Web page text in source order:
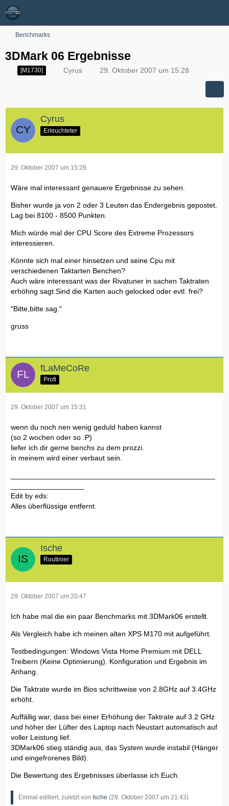
Benchmarks
3DMark 06 Ergebnisse
[M1730] Cyrus 29. Oktober 2007 um 15:28
Cyrus
Erleuchteter
29. Oktober 2007 um 15:28
Wäre mal interessant genauere Ergebnisse zu sehen.
Bisher wurde ja von 2 oder 3 Leuten das Endergebnis gepostet.
Lag bei 8100 - 8500 Punkten.
Mich würde mal der CPU Score des Extreme Prozessors
interessieren.
Könnte sich mal einer hinsetzen und seine Cpu mit
verschiedenen Taktarten Benchen?
Auch wäre interessant was der Rivatuner in sachen Taktraten
erhöhng sagt.Sind die Karten auch gelocked oder evtl. frei?
"Bitte,bitte sag."
gruss
fLaMeCoRe
Profi
29. Oktober 2007 um 15:31
wenn du noch nen wenig geduld haben kannst
(so 2 wochen oder so :P)
liefer ich dir gerne benchs zu dem prozzi.
in meinem wird einer verbaut sein.
Edit by eds:
Alles überflüssige entfernt.
Ische
Routinier
29. Oktober 2007 um 20:47
Ich habe mal die ein paar Benchmarks mit 3DMark06 erstellt.
Als Vergleich habe ich meinen alten XPS M170 mit aufgeführt.
Testbedingungen: Windows Vista Home Premium mit DELL
Treibern (Keine Optimierung). Konfiguration und Ergebnis im
Anhang.
Die Taktrate wurde im Bios schrittweise von 2.8GHz auf 3.4GHz
erhöht.
Auffällig war, dass bei einer Erhöhung der Taktrate auf 3.2 GHz
und höher der Lüfter des Laptop nach Neustart automatisch auf
voller Leistung lief.
3DMark06 stieg ständig aus, das System wurde instabil (Hänger
und eingefrorenes Bild).
Die Bewertung des Ergebnisses überlasse ich Euch.
Einmal editiert, zuletzt von Ische (29. Oktober 2007 um 21:43)